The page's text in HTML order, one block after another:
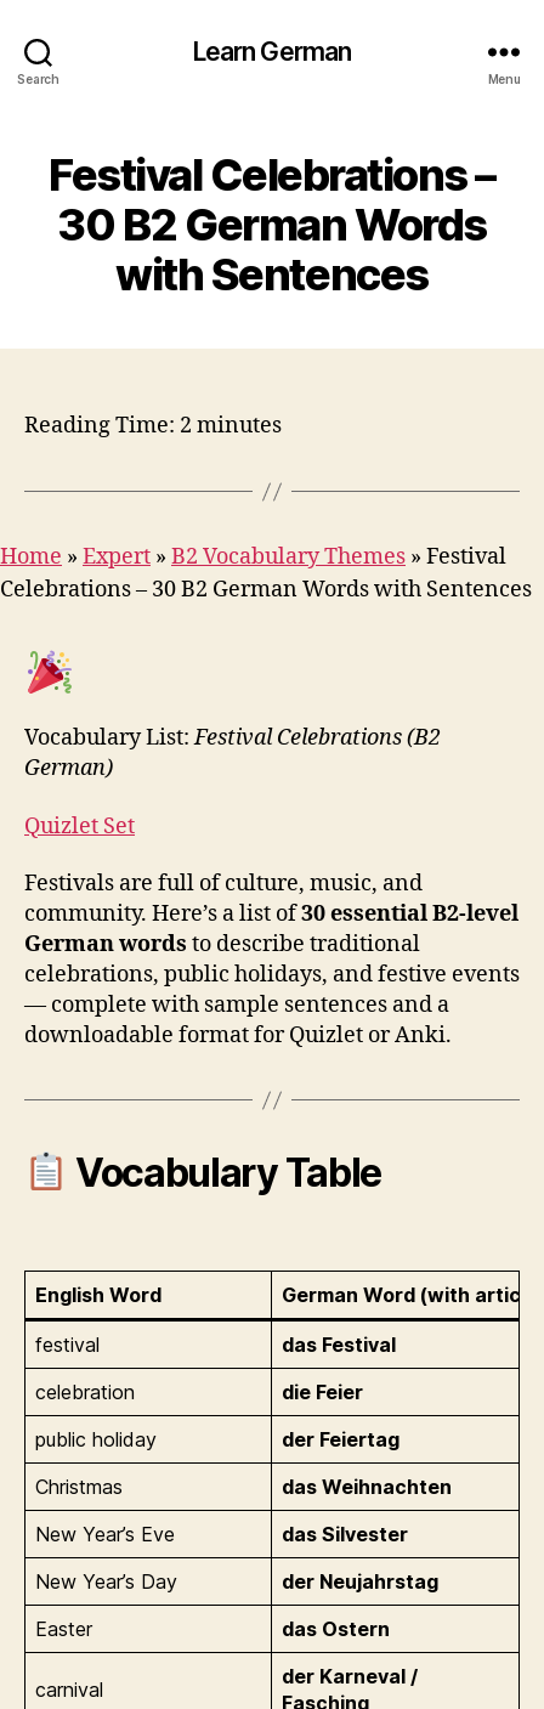
Search
Learn German
Menu
Festival Celebrations –
30 B2 German Words
with Sentences
Reading Time: 2 minutes
Home » Expert » B2 Vocabulary Themes » Festival
Celebrations – 30 B2 German Words with Sentences
Vocabulary List:Festival Celebrations (B2
German)
Quizlet Set
Festivals are full of culture, music, and
community. Here’s a list of30 essential B2-level
German words to describe traditional
celebrations, public holidays, and festive events
— complete with sample sentences and a
downloadable format for Quizlet or Anki.
Vocabulary Table
English Word German Word (with
festival
das Festival
celebration
die Feier
public holiday
der Feiertag
Christmas
das Weihnachten
New Year’s Eve
das Silvester
New Year’s Day
der Neujahrstag
Easter
das Ostern
carnival
der Karneval /
Fasching